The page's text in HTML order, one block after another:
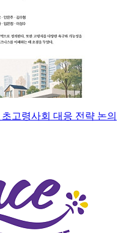
고령사회 대응 전략 논의